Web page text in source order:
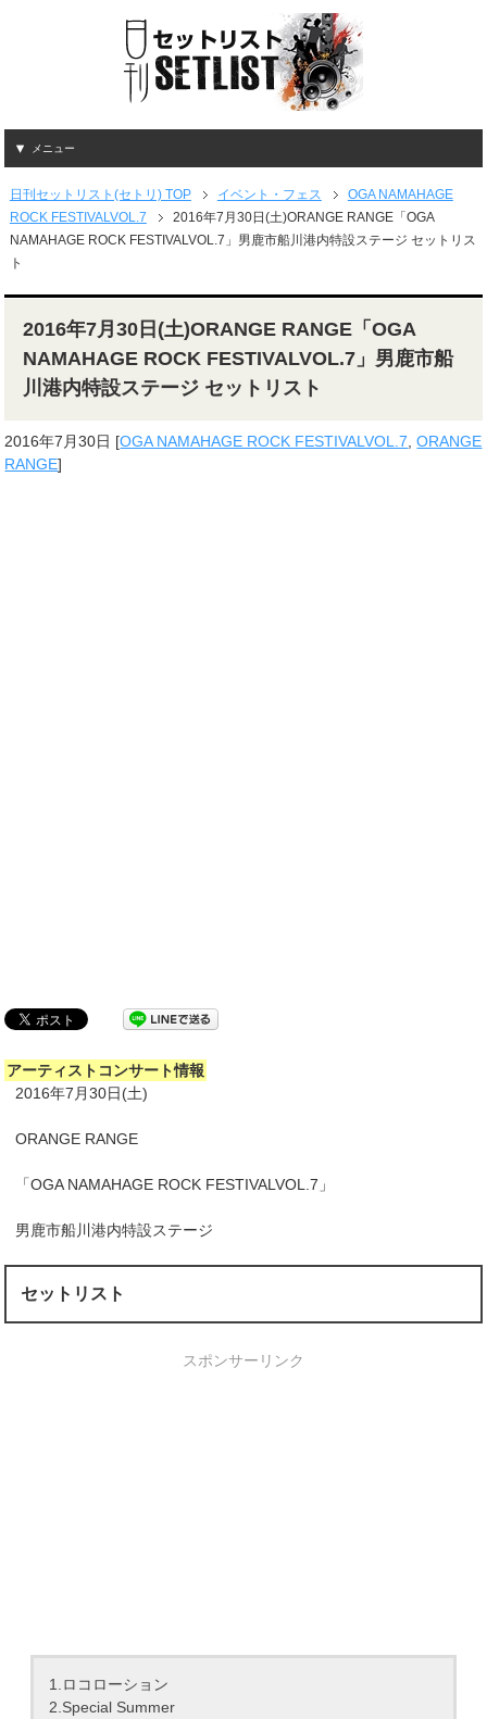
メニュー
日刊セットリスト(セトリ) TOP イベント・フェス
OGA NAMAHAGE
ROCK FESTIVALVOL.7
2016年7月30日(土)ORANGE RANGE「OGA
NAMAHAGE ROCK FESTIVALVOL.7」男鹿市船川港内特設ステージ セットリス
ト
2016年7月30日(土)ORANGE RANGE「OGA
NAMAHAGE ROCK FESTIVALVOL.7」男鹿市船
川港内特設ステージ セットリスト
2016年7月30日 [OGA NAMAHAGE ROCK FESTIVALVOL.7,ORANGE
RANGE]
アーティストコンサート情報
2016年7月30日(土)
ORANGE RANGE
「OGA NAMAHAGE ROCK FESTIVALVOL.7」
男鹿市船川港内特設ステージ
セットリスト
スポンサーリンク
1.ロコローション
2.Special Summer